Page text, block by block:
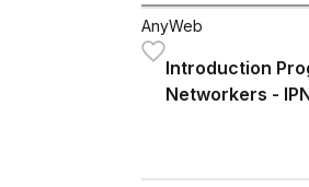
AnyWeb
Introduction
Networkers -